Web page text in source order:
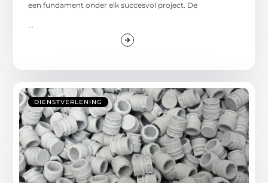
een fundament onder elk succesvol project. De
DIENSTVERLENING